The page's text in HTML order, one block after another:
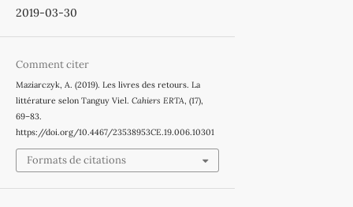
2019-03-30
Comment citer
Maziarczyk, A. (2019). Les livres des retours. La
littérature selon Tanguy Viel. Cahiers ERTA, (17),
69–83.
https://doi.org/10.4467/23538953CE.19.006.10301
Formats de citations